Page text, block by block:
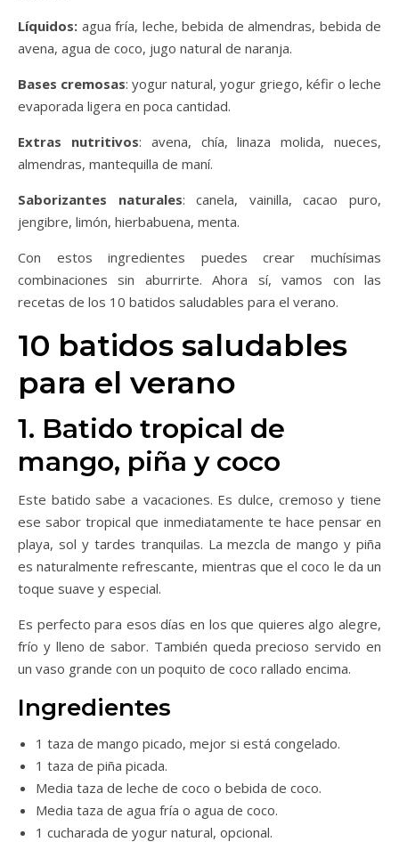
Líquidos: agua fría, leche, bebida de almendras, bebida de
avena, agua de coco, jugo natural de naranja.
Bases cremosas: yogur natural, yogur griego, kéfir o leche
evaporada ligera en poca cantidad.
Extras nutritivos: avena, chía, linaza molida, nueces,
almendras, mantequilla de maní.
Saborizantes naturales: canela, vainilla, cacao puro,
jengibre, limón, hierbabuena, menta.
Con estos ingredientes puedes crear muchísimas
combinaciones sin aburrirte. Ahora sí, vamos con las
recetas de los 10 batidos saludables para el verano.
10 batidos saludables
para el verano
1. Batido tropical de
mango, piña y coco
Este batido sabe a vacaciones. Es dulce, cremoso y tiene
ese sabor tropical que inmediatamente te hace pensar en
playa, sol y tardes tranquilas. La mezcla de mango y piña
es naturalmente refrescante, mientras que el coco le da un
toque suave y especial.
Es perfecto para esos días en los que quieres algo alegre,
frío y lleno de sabor. También queda precioso servido en
un vaso grande con un poquito de coco rallado encima.
Ingredientes
1 taza de mango picado, mejor si está congelado.
1 taza de piña picada.
Media taza de leche de coco o bebida de coco.
Media taza de agua fría o agua de coco.
1 cucharada de yogur natural, opcional.